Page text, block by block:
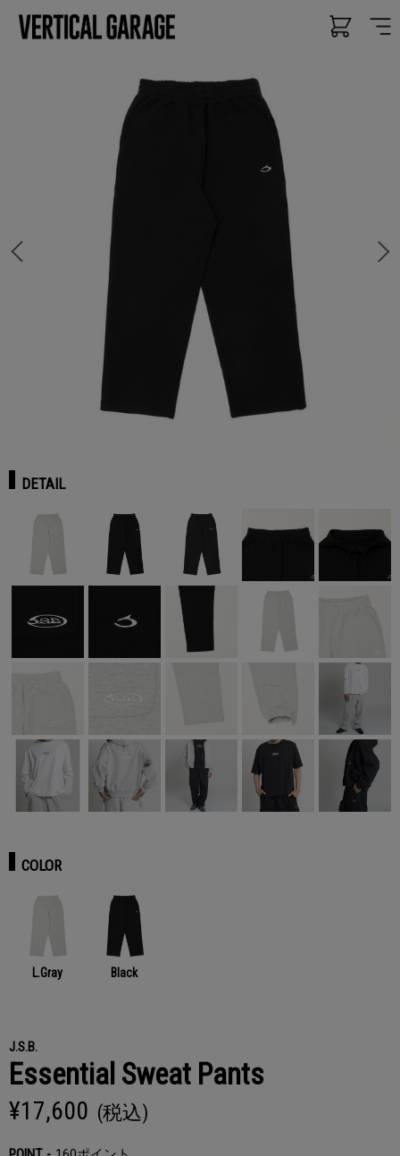
DETAIL
COLOR
L.Gray Black
J.S.B.
Essential Sweat Pants
¥17,600 (税込)